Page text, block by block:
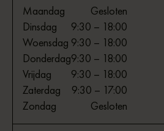
Maandag
Gesloten
Dinsdag
9:30 – 18:00
Woensdag 9:30 – 18:00
Donderdag9:30 – 18:00
Vrijdag
9:30 – 18:00
Zaterdag
9:30 – 17:00
Zondag
Gesloten